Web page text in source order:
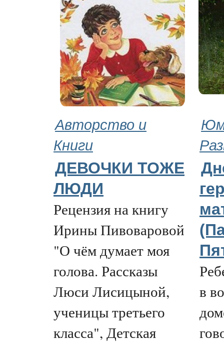
Авторство и
Книги
ДЕВОЧКИ ТОЖЕ
ЛЮДИ
Рецензия на книгу
Ирины Пивоваровой
"О чём думает моя
голова. Рассказы
Люси Лисицыной,
ученицы третьего
класса", Детская
в